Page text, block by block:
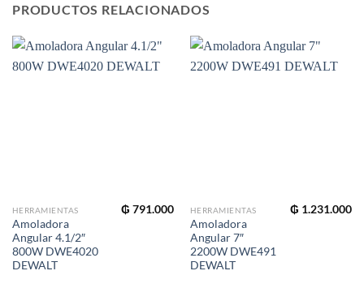
PRODUCTOS RELACIONADOS
HERRAMIENTAS
Amoladora
Angular 4.1/2″
800W DWE4020
DEWALT
₲ 791.000 HERRAMIENTAS
Amoladora
Angular 7″
2200W DWE491
DEWALT
₲ 1.231.000